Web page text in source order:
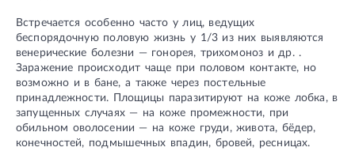
Встречается особенно часто у лиц, ведущих
беспорядочную половую жизнь у 1/3 из них выявляются
венерические болезни — гонорея, трихомоноз и др. .
Заражение происходит чаще при половом контакте, но
возможно и в бане, а также через постельные
принадлежности. Площицы паразитируют на коже лобка, в
запущенных случаях — на коже промежности, при
обильном оволосении — на коже груди, живота, бёдер,
конечностей, подмышечных впадин, бровей, ресницах.